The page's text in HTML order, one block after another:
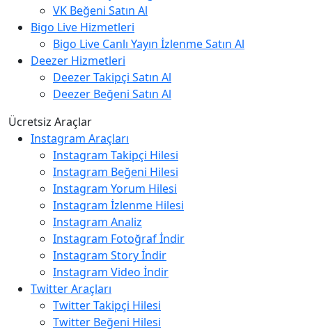
VK Beğeni Satın Al
Bigo Live Hizmetleri
Bigo Live Canlı Yayın İzlenme Satın Al
Deezer Hizmetleri
Deezer Takipçi Satın Al
Deezer Beğeni Satın Al
Ücretsiz Araçlar
Instagram Araçları
Instagram Takipçi Hilesi
Instagram Beğeni Hilesi
Instagram Yorum Hilesi
Instagram İzlenme Hilesi
Instagram Analiz
Instagram Fotoğraf İndir
Instagram Story İndir
Instagram Video İndir
Twitter Araçları
Twitter Takipçi Hilesi
Twitter Beğeni Hilesi